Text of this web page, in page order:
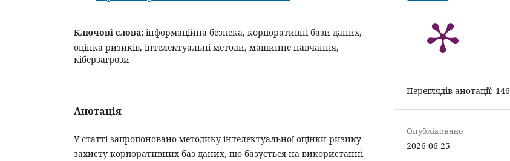
Ключові слова: інформаційна безпека, корпоративні бази даних,
оцінка ризиків, інтелектуальні методи, машинне навчання,
кіберзагрози
Анотація
У статті запропоновано методику інтелектуальної оцінки ризику
захисту корпоративних баз даних, що базується на використанні
Переглядів анотації: 146
Опубліковано
2026-06-25